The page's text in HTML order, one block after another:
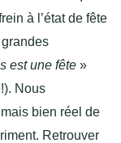
à l’état de fête
est une fête »
Nous
bien réel de
Retrouver